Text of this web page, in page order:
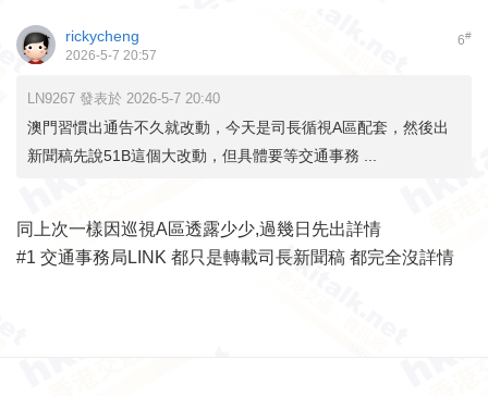
6#
rickycheng
2026-5-7 20:57
LN9267 發表於 2026-5-7 20:40
澳門習慣出通告不久就改動，今天是司長循視A區配套，然後出
新聞稿先說51B這個大改動，但具體要等交通事務 ...
同上次一樣因巡視A區透露少少,過幾日先出詳情
#1 交通事務局LINK 都只是轉載司長新聞稿 都完全沒詳情